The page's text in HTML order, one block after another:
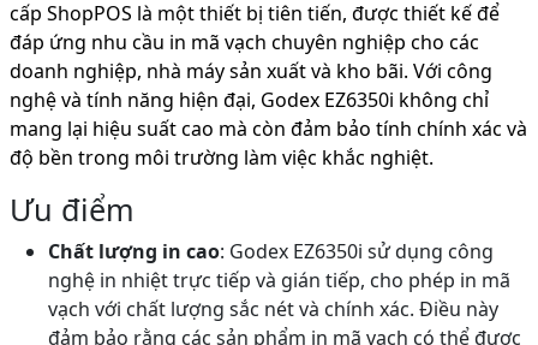
cấp ShopPOS là một thiết bị tiên tiến, được thiết kế để
đáp ứng nhu cầu in mã vạch chuyên nghiệp cho các
doanh nghiệp, nhà máy sản xuất và kho bãi. Với công
nghệ và tính năng hiện đại, Godex EZ6350i không chỉ
mang lại hiệu suất cao mà còn đảm bảo tính chính xác và
độ bền trong môi trường làm việc khắc nghiệt.
Ưu điểm
Chất lượng in cao: Godex EZ6350i sử dụng công
nghệ in nhiệt trực tiếp và gián tiếp, cho phép in mã
vạch với chất lượng sắc nét và chính xác. Điều này
đảm bảo rằng các sản phẩm in mã vạch có thể được